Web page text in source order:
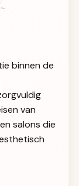
binnen de
van
salons die